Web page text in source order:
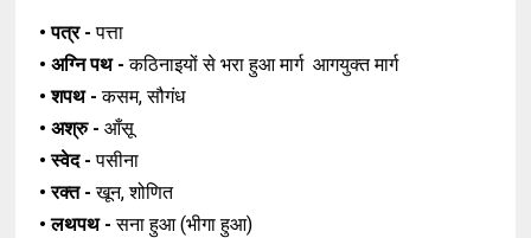
• पत्र - पत्ता
• अग्नि पथ - कठिनाइयों से भरा हुआ मार्ग आगयुक्त मार्ग
• शपथ - कसम, सौगंध
• अश्रु - आँसू
• स्वेद -पसीना
• रक्त - खून, शोणित
• लथपथ -सना हुआ (भीगा हुआ)